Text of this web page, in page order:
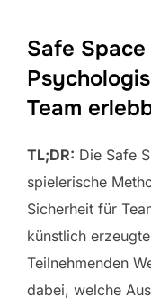
Safe
Team
TL;DR: Die Safe
spielerische
Sicherheit für
künstlich
Teilnehmenden
dabei, welche